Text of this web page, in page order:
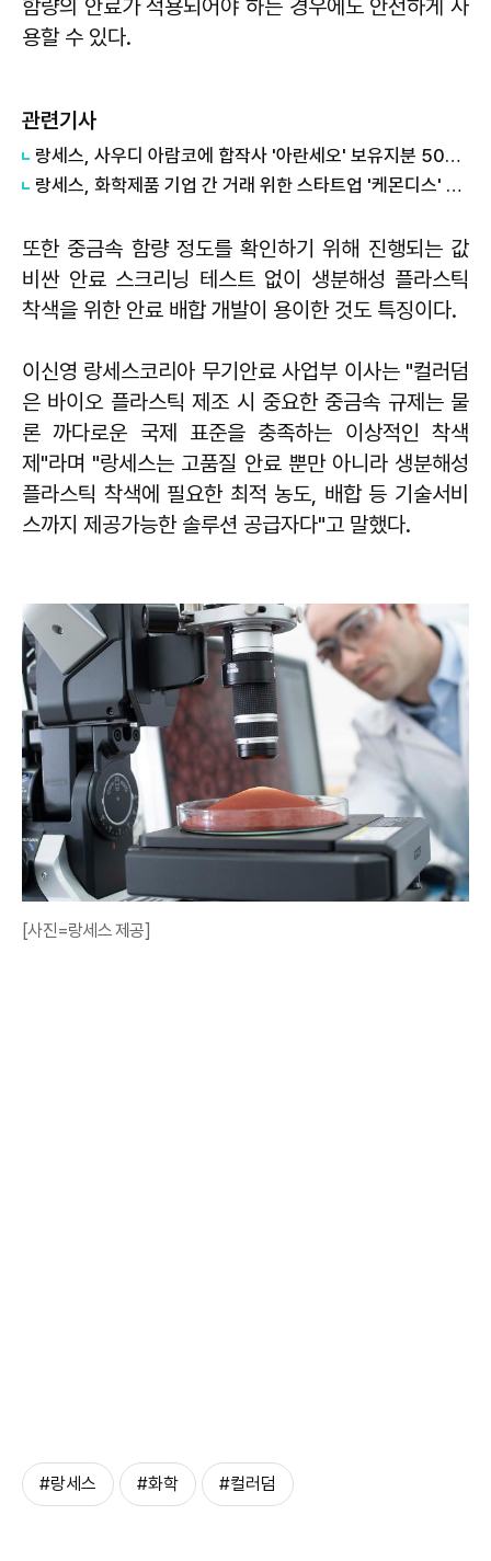
함량의 안료가 적용되어야 하는 경우에도 안전하게 사
용할 수 있다.
관련기사
랑세스, 사우디 아람코에 합작사 '아란세오' 보유지분 50% 전량 매각 완료
랑세스, 화학제품 기업 간 거래 위한 스타트업 '케몬디스' 론칭
또한 중금속 함량 정도를 확인하기 위해 진행되는 값
비싼 안료 스크리닝 테스트 없이 생분해성 플라스틱
착색을 위한 안료 배합 개발이 용이한 것도 특징이다.
이신영 랑세스코리아 무기안료 사업부 이사는 "컬러덤
은 바이오 플라스틱 제조 시 중요한 중금속 규제는 물
론 까다로운 국제 표준을 충족하는 이상적인 착색
제"라며 "랑세스는 고품질 안료 뿐만 아니라 생분해성
플라스틱 착색에 필요한 최적 농도, 배합 등 기술서비
스까지 제공가능한 솔루션 공급자다"고 말했다.
[사진=랑세스 제공]
#랑세스 #화학 #컬러덤